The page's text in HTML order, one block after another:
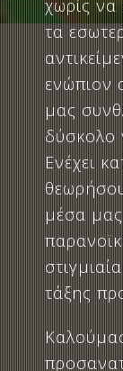
χωρίς να
τα
ενώπιον
μας
δύσκολο
Ενέχει
μέσα
τάξης